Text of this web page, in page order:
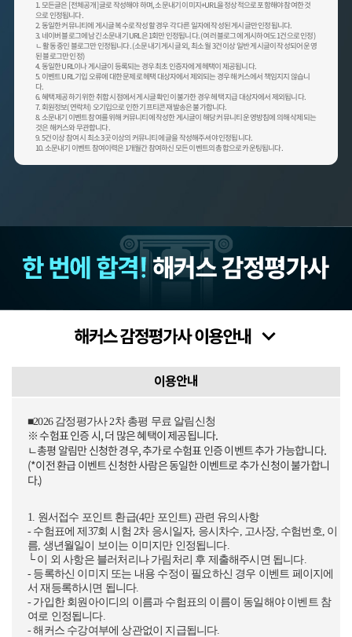
1. 모든글은 [전체공개] 글로 작성해야 하며, 소문내기 이미지+URL을 정상적으로 포함해야 참여한 것
으로 인정됩니다.
2. 동일한 커뮤니티에 게시글 복수로 작성할 경우 각 다른 일자에 작성된 게시글만 인정됩니다.
3. 네이버 블로그에 남긴 소문내기 URL은 1회만 인정됩니다. (여러 블로그에 게시하여도 1건으로 인정)
ㄴ 활동 중인 블로그만 인정됩니다. (소문내기 게시글 외, 최소 월 3건 이상 일반 게시글이 작성되어 운영
된 블로그만 인정)
4. 동일한 URL이나 게시글이 등록되는 경우 최초 인증자에게 헤택이 제공됩니다.
5. 이벤트 URL 기입 오류에 대한 문제로 헤택 대상자에서 제외되는 경우 해커스에서 책임지지 않습니
다.
6. 혜택 제공하기 위한 취합 시점에서 게시글 확인이 불가한 경우 헤택 지급 대상자에서 제외됩니다.
7. 회원정보(연락처) 오기입으로 인한 기프티콘 재발송은 불가합니다.
8. 소문내기 이벤트 참여를 위해 커뮤니티에 작성한 게시글이 해당 커뮤니티 운영방침에 의해 삭제되는
것은 해커스와 무관합니다.
9. 5건 이상 참여 시 최소 3곳 이상의 커뮤니티에 글을 작성해주셔야 인정됩니다.
10. 소문내기 이벤트 참여이력은 1개월간 참여하신 모든 이벤트의 총합으로 카운팅됩니다.
이용안내
■2026 감정평가사 2차 총평 무료 알림신청
※ 수험표 인증 시, 더 많은 혜택이 제공됩니다.
ㄴ총평 알림만 신청한 경우, 추가로 수험표 인증 이벤트 추가 가능합니다.
(*이전 환급 이벤트 신청한 사람은 동일한 이벤트로 추가 신청이 불가합니
다.)
1. 원서접수 포인트 환급(4만 포인트) 관련 유의사항
- 수험표에 제37회 시험 2차 응시일자, 응시차수, 고사장, 수험번호, 이
름, 생년월일이 보이는 이미지만 인정됩니다.
└ 이 외 사항은 블러처리나 가림처리 후 제출해주시면 됩니다.
- 등록하신 이미지 또는 내용 수정이 필요하신 경우 이벤트 페이지에
서 재등록하시면 됩니다.
- 가입한 회원아이디의 이름과 수험표의 이름이 동일해야 이벤트 참
여로 인정됩니다.
- 해커스 수강여부에 상관없이 지급됩니다.